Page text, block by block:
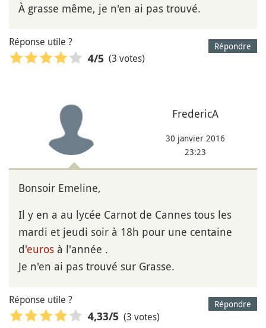
À grasse même, je n'en ai pas trouvé.
Répondre
Réponse utile ?
4/5 (3 votes)
FredericA
30 janvier 2016
23:23
Bonsoir Emeline,
Il y en a au lycée Carnot de Cannes tous les
mardi et jeudi soir à 18h pour une centaine
d'euros à l'année .
Je n'en ai pas trouvé sur Grasse.
Répondre
Réponse utile ?
4,33/5 (3 votes)